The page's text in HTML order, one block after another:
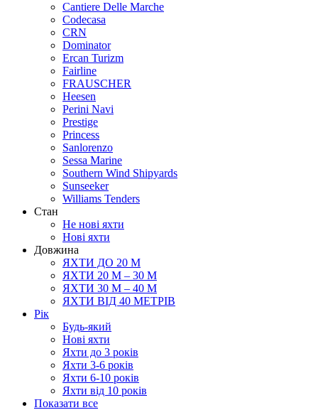
Сantiere Delle Marche
Codecasa
CRN
Dominator
Ercan Turizm
Fairline
FRAUSCHER
Heesen
Perini Navi
Prestige
Princess
Sanlorenzo
Sessa Marine
Southern Wind Shipyards
Sunseeker
Williams Tenders
Cтан
Не нові яхти
Нові яхти
Довжина
ЯХТИ ДО 20 М
ЯХТИ 20 М – 30 М
ЯХТИ 30 М – 40 М
ЯХТИ ВІД 40 МЕТРІВ
Рік
Будь-який
Нові яхти
Яхти до 3 років
Яхти 3-6 рокiв
Яхти 6-10 рокiв
Яхти від 10 років
Показати все